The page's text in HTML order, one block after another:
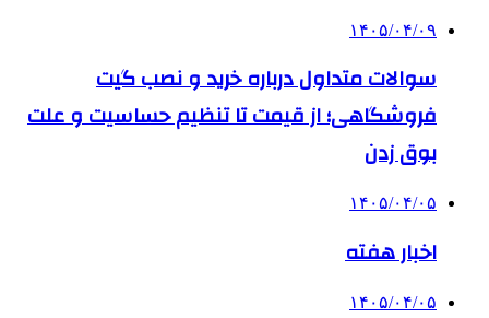
۱۴۰۵/۰۴/۰۹
سوالات متداول درباره خرید و نصب گیت
فروشگاهی؛ از قیمت تا تنظیم حساسیت و علت
بوق زدن
۱۴۰۵/۰۴/۰۵
اخبار هفته
۱۴۰۵/۰۴/۰۵